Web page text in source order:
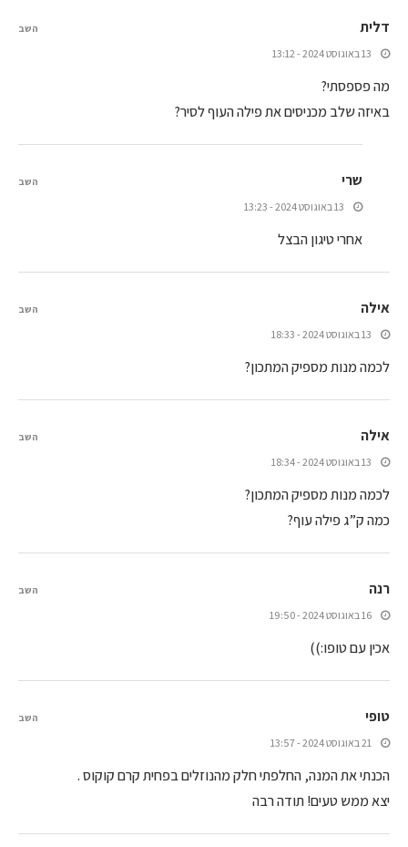
דלית
13 באוגוסט 2024 - 13:12
מה פספסתי?
באיזה שלב מכניסים את פילה העוף לסיר?
השב
שרי
13 באוגוסט 2024 - 13:23
אחרי טיגון הבצל
השב
אילה
13 באוגוסט 2024 - 18:33
לכמה מנות מספיק המתכון?
השב
אילה
13 באוגוסט 2024 - 18:34
לכמה מנות מספיק המתכון?
כמה ק”ג פילה עוף?
השב
רנה
16 באוגוסט 2024 - 19:50
אכין עם טופו:))
השב
טופי
21 באוגוסט 2024 - 13:57
הכנתי את המנה, החלפתי חלק מהנוזלים בפחית קרם קוקוס .
יצא ממש טעים! תודה רבה
השב